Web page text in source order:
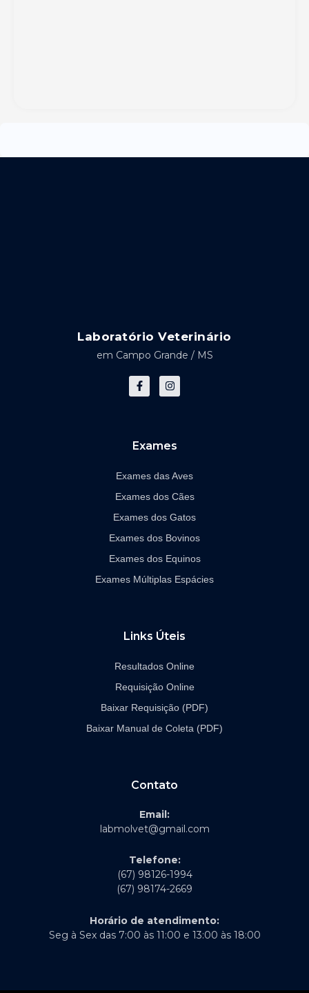
Laboratório Veterinário
em Campo Grande / MS
a
c
e
k
-
n
s
t
m
Exames
Exames das Aves
Exames dos Cães
Exames dos Gatos
Exames dos Bovinos
Exames dos Equinos
Exames Múltiplas Espácies
Links Úteis
Resultados Online
Requisição Online
Baixar Requisição (PDF)
Baixar Manual de Coleta (PDF)
Contato
Email:
labmolvet@gmail.com
Telefone:
(67) 98126-1994
(67) 98174-2669
Horário de atendimento:
Seg à Sex das 7:00 às 11:00 e 13:00 às 18:00